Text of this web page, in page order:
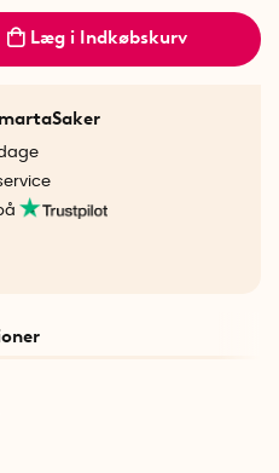
Læg i Indkøbskurv